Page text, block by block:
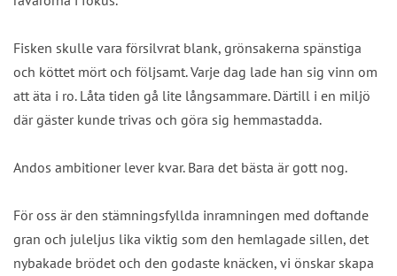
Fisken skulle vara försilvrat blank, grönsakerna spänstiga
och köttet mört och följsamt. Varje dag lade han sig vinn om
att äta i ro. Låta tiden gå lite långsammare. Därtill i en miljö
där gäster kunde trivas och göra sig hemmastadda.
Andos ambitioner lever kvar. Bara det bästa är gott nog.
För oss är den stämningsfyllda inramningen med doftande
gran och juleljus lika viktig som den hemlagade sillen, det
nybakade brödet och den godaste knäcken, vi önskar skapa